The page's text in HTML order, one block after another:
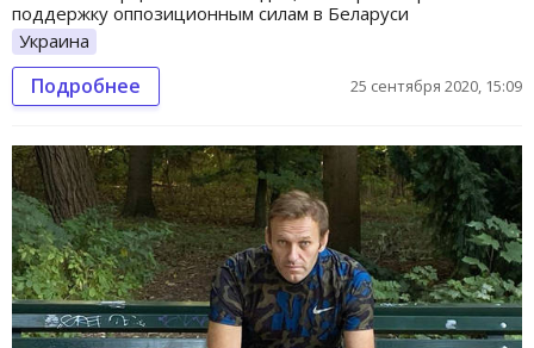
поддержку оппозиционным силам в Беларуси
Украина
Подробнее 25 сентября 2020, 15:09